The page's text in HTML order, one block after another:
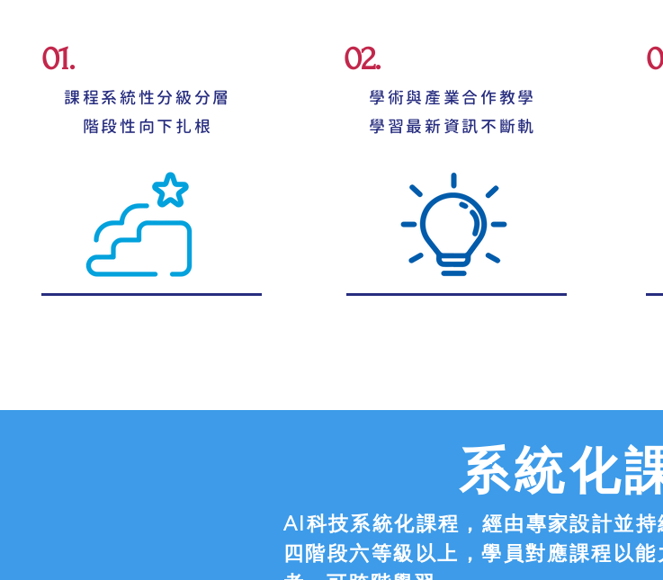
01.
課程系統性分級分層
​階段性向下扎根
02.
學術與產業合作教學
​學習最新資訊不斷軌
系統化
AI科技系統化課程，經由專家設計並
四階段六等級以上，學員對應課程以